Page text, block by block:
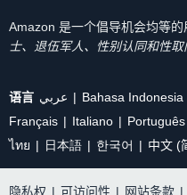
Amazon 是一个倡导机会均等的
士、退伍军人、性别认同和性取
语言 عربي Bahasa Indonesia
Français
Italiano Português
ไทย
日本語 한국어 中文 (
隐私权 | 可访问性 | 网站条款 |